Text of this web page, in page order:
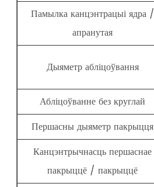
Памылка канцэнтрацыі ядра /
апранутая
Дыяметр абліцоўвання
Абліцоўванне без круглай
Першасны дыяметр пакрыцця
Канцэнтрычнасць першаснае
пакрыццё / пакрыццё